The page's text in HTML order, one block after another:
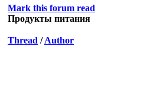
Mark this forum read
Продукты питания
Thread /Author